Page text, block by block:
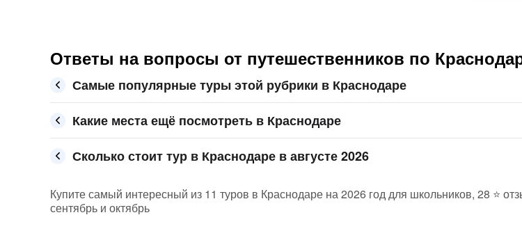
Ответы на вопросы от путешественников по
Самые популярные туры этой рубрики в Краснодаре
Какие места ещё посмотреть в Краснодаре
Сколько стоит тур в Краснодаре в августе 2026
Купите самый интересный из 11 туров в Краснодаре на 2026 год для школьников, 28 ⭐
сентябрь и октябрь